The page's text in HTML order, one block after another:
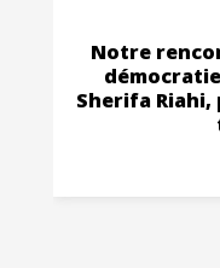
Notre
Sherifa